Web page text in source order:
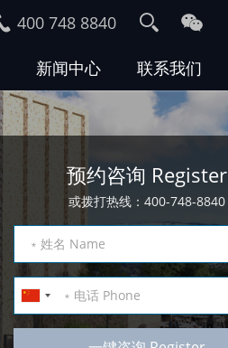
新闻中心 联系我们
400 748 8840
预约咨询 Register
或拨打热线：400-748-8840